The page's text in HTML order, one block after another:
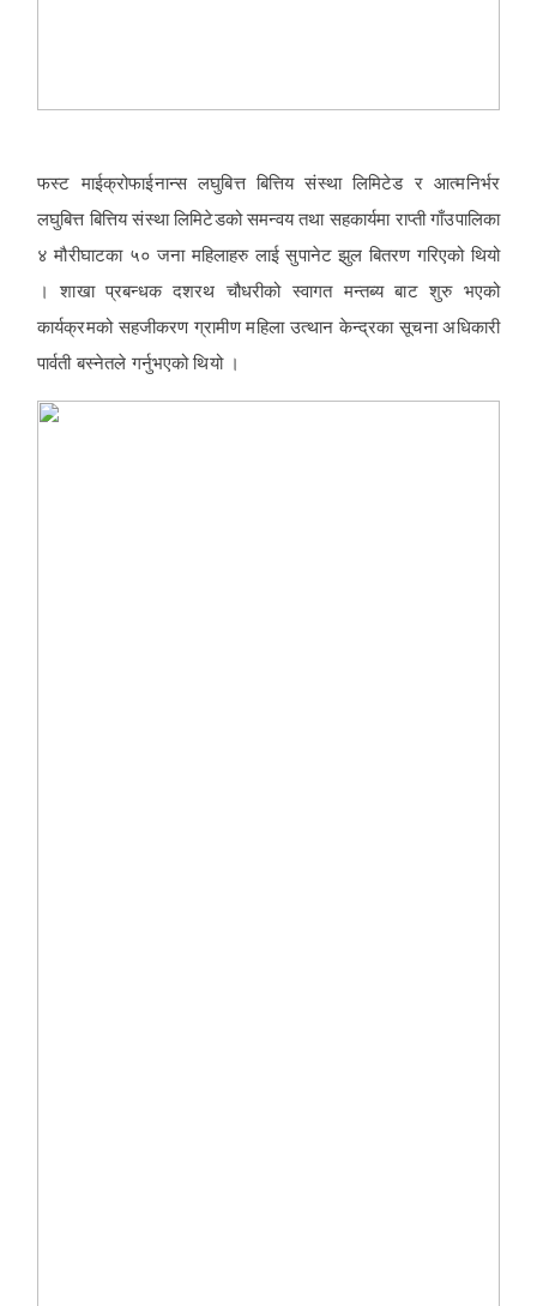
फस्ट माईक्रोफाईनान्स लघुबित्त बित्तिय संस्था लिमिटेड र आत्मनिर्भर
लघुबित्त बित्तिय संस्था लिमिटेडको समन्वय तथा सहकार्यमा राप्ती गाँउपालिका
४ मौरीघाटका ५० जना महिलाहरु लाई सुपानेट झुल बितरण गरिएको थियो
। शाखा प्रबन्धक दशरथ चौधरीको स्वागत मन्तब्य बाट शुरु भएको
कार्यक्रमको सहजीकरण ग्रामीण महिला उत्थान केन्द्रका सूचना अधिकारी
पार्वती बस्नेतले गर्नुभएको थियो ।